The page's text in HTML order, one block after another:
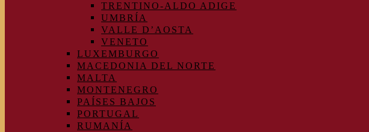
TRENTINO-ALDO ADIGE
UMBRÍA
VALLE D’AOSTA
VENETO
LUXEMBURGO
MACEDONIA DEL NORTE
MALTA
MONTENEGRO
PAÍSES BAJOS
PORTUGAL
RUMANÍA